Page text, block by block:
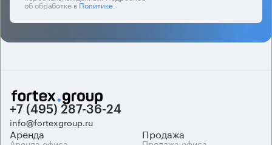
об обработке вПолитике.
+7 (495) 287-36-24
info@fortexgroup.ru
Аренда Продажа